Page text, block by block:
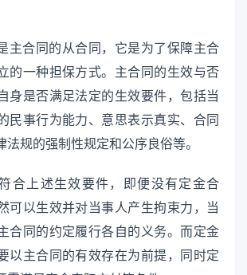
主合同的从合同，它是为了保障主合
的一种担保方式。主合同的生效与否
身是否满足法定的生效要件，包括当
民事行为能力、意思表示真实、合同
法规的强制性规定和公序良俗等。
合上述生效要件，即便没有定金合
可以生效并对当事人产生拘束力，当
合同的约定履行各自的义务。而定金
以主合同的有效存在为前提，同时定